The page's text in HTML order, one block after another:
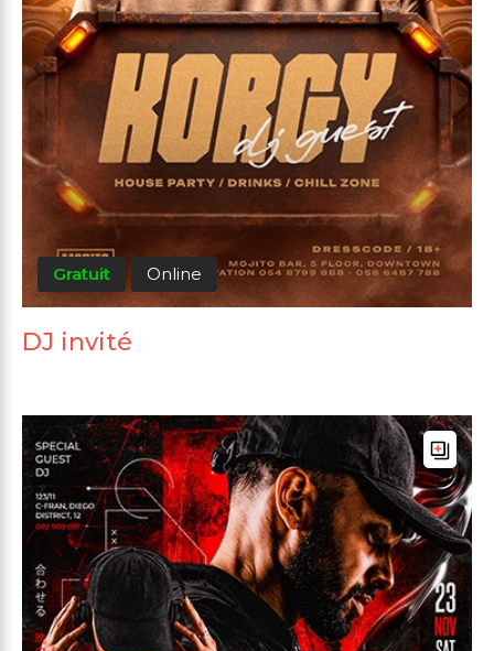
Gratuit Online
DJ invité